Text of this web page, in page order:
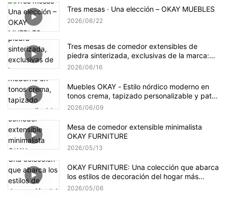
Tres mesas · Una elección – OKAY MUEBLES
2026 06 22
Tres mesas de comedor extensibles de
piedra sinterizada, exclusivas de la marca:
diseñadas para la vida global.
2026 06 16
Muebles OKAY - Estilo nórdico moderno en
tonos crema, tapizado personalizable y patas
de madera maciza.
2026 06 09
Mesa de comedor extensible minimalista
OKAY FURNITURE
2026 05 13
OKAY FURNITURE: Una colección que abarca
los estilos de decoración del hogar más
populares.
2026 05 06